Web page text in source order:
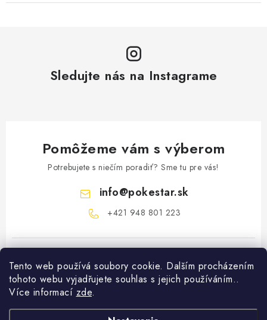
Tento web používá soubory cookie. Dalším procházením
tohoto webu vyjadřujete souhlas s jejich používáním..
Více informací zde.
Sledujte nás na Instagrame
Pomôžeme vám s výberom
Potrebujete s niečím poradiť? Sme tu pre vás!
info@pokestar.sk
‪+421 948 801 223